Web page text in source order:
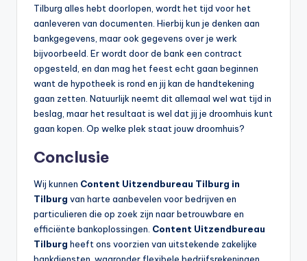
Tilburg alles hebt doorlopen, wordt het tijd voor het
aanleveren van documenten. Hierbij kun je denken aan
bankgegevens, maar ook gegevens over je werk
bijvoorbeeld. Er wordt door de bank een contract
opgesteld, en dan mag het feest echt gaan beginnen
want de hypotheek is rond en jij kan de handtekening
gaan zetten. Natuurlijk neemt dit allemaal wel wat tijd in
beslag, maar het resultaat is wel dat jij je droomhuis kunt
gaan kopen. Op welke plek staat jouw droomhuis?
Conclusie
Wij kunnen Content Uitzendbureau Tilburg in
Tilburg van harte aanbevelen voor bedrijven en
particulieren die op zoek zijn naar betrouwbare en
efficiënte bankoplossingen. Content Uitzendbureau
Tilburg heeft ons voorzien van uitstekende zakelijke